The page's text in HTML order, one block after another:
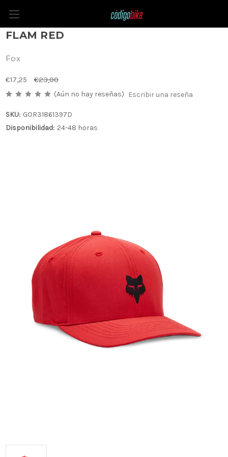
GORRA FOX SELECT FLEXFIT L/XL
FLAM RED
Fox
€17,25 €23,00
(Aún no hay reseñas) Escribir una reseña
SKU: GOR31861397D
Disponibilidad: 24-48 horas